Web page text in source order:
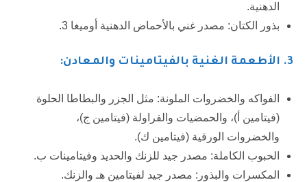
الدهنية.
بذور الكتان: مصدر غني بالأحماض الدهنية أوميغا 3.
3. الأطعمة الغنية بالفيتامينات والمعادن:
الفواكه والخضروات الملونة: مثل الجزر والبطاطا الحلوة
(فيتامين أ)، والحمضيات والفراولة (فيتامين ج)،
والخضروات الورقية (فيتامين ك).
الحبوب الكاملة: مصدر جيد للزنك والحديد وفيتامينات ب.
المكسرات والبذور: مصدر جيد لفيتامين هـ والزنك.